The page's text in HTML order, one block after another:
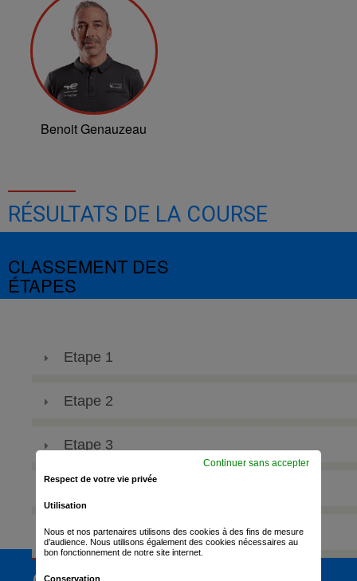
Benoit Genauzeau
RÉSULTATS DE LA COURSE
CLASSEMENT DES
ÉTAPES
Etape 1
Etape 2
Etape 3
Etape 5
Respect de votre vie privée
Utilisation
Nous et nos partenaires utilisons des cookies à des fins de mesure
d’audience. Nous utilisons également des cookies nécessaires au
bon fonctionnement de notre site internet.
Conservation
Continuer sans accepter